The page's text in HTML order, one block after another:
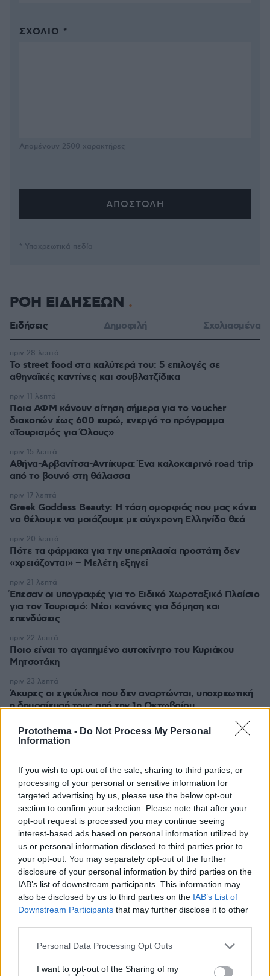
Protothema - Do Not Process My Personal
Information
If you wish to opt-out of the sale, sharing to third parties, or
processing of your personal or sensitive information for
targeted advertising by us, please use the below opt-out
section to confirm your selection. Please note that after your
opt-out request is processed you may continue seeing
interest-based ads based on personal information utilized by
us or personal information disclosed to third parties prior to
your opt-out. You may separately opt-out of the further
disclosure of your personal information by third parties on the
IAB’s list of downstream participants. This information may
also be disclosed by us to third parties on the IAB’s List of
Downstream Participants that may further disclose it to other
Please note that this website/app uses one or more Google
not limited to your visit or usage behaviour. You may click to
Personal Data Processing Opt Outs
I want to opt-out of the Sharing of my
ΣΧΌΛΙΟ *
Απομένουν 2500 χαρακτήρες
* Υποχρεωτικά πεδία
ΡΟΗ ΕΙΔΗΣΕΩΝ
Ειδήσεις Δημοφιλή Σχολιασμένα
Το street food στα καλύτερά του: 5 επιλογές σε
αθηναϊκές καντίνες και σουβλατζίδικα
πριν 28 λεπτά
Ποια ΑΦΜ κάνουν αίτηση σήμερα για το voucher
διακοπών έως 600 ευρώ, ενεργό το πρόγραμμα
«Τουρισμός για Όλους»
πριν 11 λεπτά
Αθήνα-Αρβανίτσα-Αντίκυρα: Ένα καλοκαιρινό road trip
από το βουνό στη θάλασσα
πριν 15 λεπτά
Greek Goddess Beauty: Η τάση ομορφιάς που μας κάνει
να θέλουμε να μοιάζουμε με σύγχρονη Ελληνίδα θεά
πριν 17 λεπτά
Πότε τα φάρμακα για την υπερπλασία προστάτη δεν
«χρειάζονται» – Μελέτη εξηγεί
πριν 20 λεπτά
Έπεσαν οι υπογραφές για το Ειδικό Χωροταξικό Πλαίσιο
για τον Τουρισμό: Νέοι κανόνες για δόμηση και
επενδύσεις
πριν 21 λεπτά
Ποιο είναι το αγαπημένο αυτοκίνητο του Κυριάκου
Μητσοτάκη
πριν 22 λεπτά
Άκυρες οι εγκύκλιοι που δεν αναρτώνται, υποχρεωτική
η δημοσίευσή τους από την 1η Οκτωβρίου
πριν 23 λεπτά
Στην Εισαγγελία από τη ΓΑΔΑ οδηγείται η 46χρονη που
πριν 23 λεπτά
Αλλάζει στρατηγική η Honda για την Ευρώπη
πριν 27 λεπτά
ΔΕΙΤΕ ΟΛΕΣ ΤΙΣ ΕΙΔΗΣΕΙΣ
ΤΑ ΠΙΟ ΔΗΜΟΦΙΛΗ